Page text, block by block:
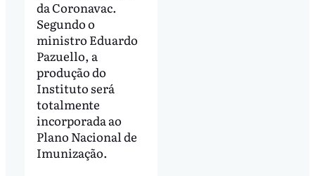
da Coronavac.
Segundo o
ministro Eduardo
Pazuello, a
produção do
Instituto será
totalmente
incorporada ao
Plano Nacional de
Imunização.